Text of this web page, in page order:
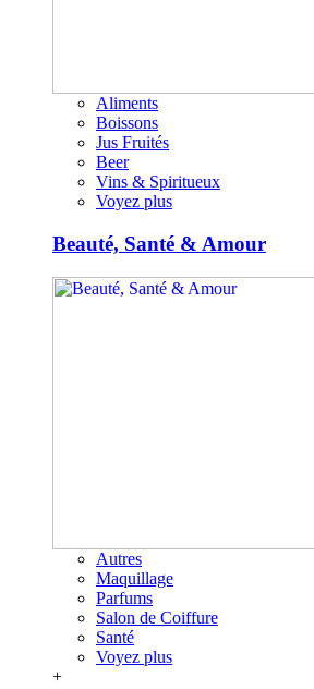
Aliments
Boissons
Jus Fruités
Beer
Vins & Spiritueux
Voyez plus
Beauté, Santé & Amour
Autres
Maquillage
Parfums
Salon de Coiffure
Santé
Voyez plus
+